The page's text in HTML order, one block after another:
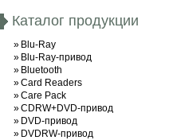
Каталог продукции
» Blu-Ray
» Blu-Ray-привод
» Bluetooth
»Card Readers
»Care Pack
»CDRW+DVD-привод
» DVD-привод
» DVDRW-привод